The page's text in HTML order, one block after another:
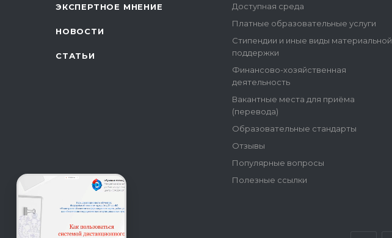
ЭКСПЕРТНОЕ МНЕНИЕ
НОВОСТИ
СТАТЬИ
Доступная среда
Платные образовательные услуги
Стипендии и иные виды материальной
поддержки
Финансово-хозяйственная
деятельность
Вакантные места для приёма
(перевода)
Образовательные стандарты
Отзывы
Популярные вопросы
Полезные ссылки